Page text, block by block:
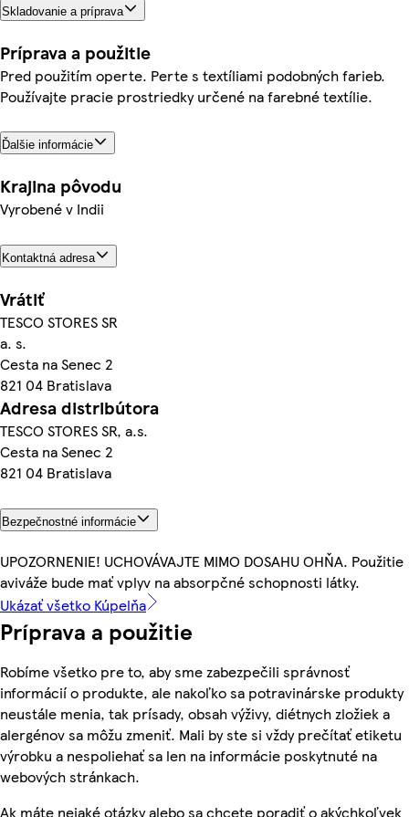
Skladovanie a príprava
Príprava a použitie
Pred použitím operte. Perte s textíliami podobných farieb.
Používajte pracie prostriedky určené na farebné textílie.
Ďalšie informácie
Krajina pôvodu
Vyrobené v Indii
Kontaktná adresa
Vrátiť
TESCO STORES SR
a. s.
Cesta na Senec 2
821 04 Bratislava
Adresa distribútora
TESCO STORES SR, a.s.
Cesta na Senec 2
821 04 Bratislava
Bezpečnostné informácie
UPOZORNENIE! UCHOVÁVAJTE MIMO DOSAHU OHŇA. Použitie
aviváže bude mať vplyv na absorpčné schopnosti látky.
Ukázať všetko Kúpelňa
Príprava a použitie
Robíme všetko pre to, aby sme zabezpečili správnosť
informácií o produkte, ale nakoľko sa potravinárske produkty
neustále menia, tak prísady, obsah výživy, diétnych zložiek a
alergénov sa môžu zmeniť. Mali by ste si vždy prečítať etiketu
výrobku a nespoliehať sa len na informácie poskytnuté na
webových stránkach.
Ak máte nejaké otázky alebo sa chcete poradiť o akýchkoľvek